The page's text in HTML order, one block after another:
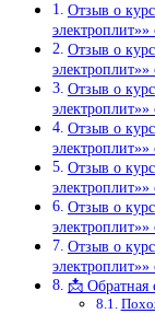
Отзыв о
Отзыв о
Отзыв о
Отзыв о
Отзыв о
Отзыв о
Отзыв о
📩 Обратная